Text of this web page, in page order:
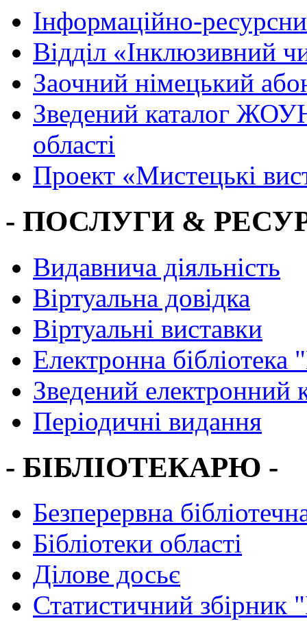
Інформаційно-
Вiддiл «Інклюзивний
Заочний німецький
Зведений каталог
області
Проект «Мистецькі
- ПОСЛУГИ &
Видавнича діяльність
Віртуальна довідка
Віртуальні виставки
Електронна
Зведений електронний
Періодичні видання
- БІБЛІОТЕКАРЮ -
Безперервна
Бібліотеки області
Ділове досьє
Статистичний